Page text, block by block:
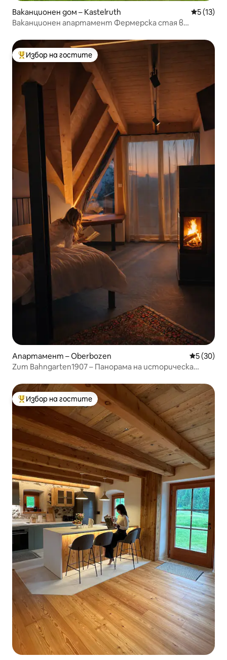
Ваканционен дом – Kastelruth Средна
5 (13)
Ваканционен апартамент Фермерска стая в
Най-популярен избор на гостите
Избор на гостите
Апартамент – Oberbozen Средна
5 (30)
Zum Bahngarten1907 – Панорама на историческа
Най-популярен избор на гостите
Избор на гостите